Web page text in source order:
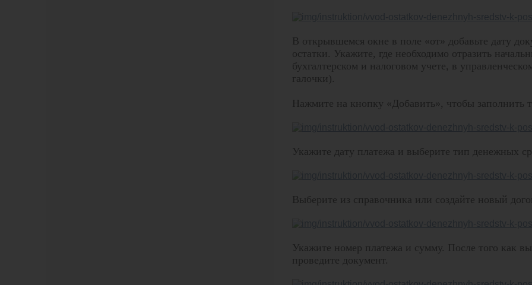
В открывшемся окне в поле «от» добавьте дату
остатки. Укажите, где необходимо отразить
бухгалтерском и налоговом учете, в
галочки).
Нажмите на кнопку «Добавить», чтобы заполнить
Укажите дату платежа и выберите тип денежных
Выберите из справочника или создайте новый
Укажите номер платежа и сумму. После того как
проведите документ.